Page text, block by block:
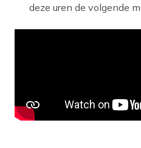
deze uren de volgende